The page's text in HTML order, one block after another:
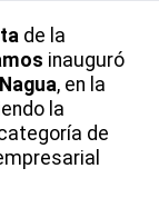
de la
inauguró
Nagua, en la
la
de